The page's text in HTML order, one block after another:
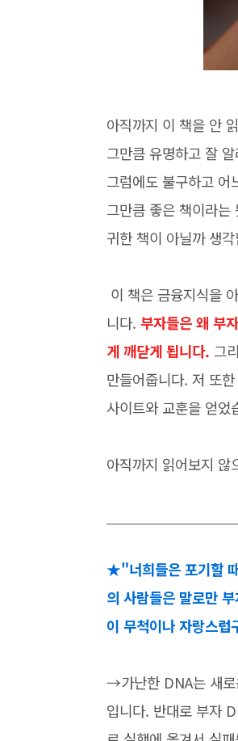
아직까지 이 책을 안
그만큼 유명하고 잘
그럼에도 불구하고
그만큼 좋은 책이라
귀한 책이 아닐까 생
이 책은 금융지식을
니다. 부자들은 왜 부
게 깨닫게 됩니다. 그
만들어줍니다. 저 또
사이트와 교훈을 얻었
아직까지 읽어보지 않
★"너희들은 포기할
의 사람들은 말로만
이 무척이나 자랑스
→가난한 DNA는 새로
입니다. 반대로 부자